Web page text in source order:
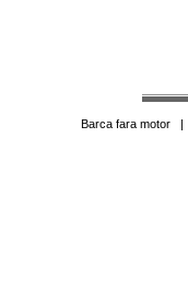
Barca fara motor|